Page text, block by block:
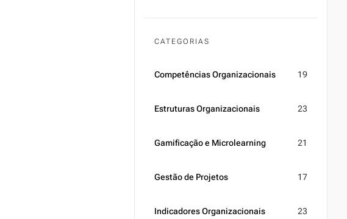
CATEGORIAS
Competências Organizacionais 19
Estruturas Organizacionais 23
Gamificação e Microlearning 21
Gestão de Projetos 17
Indicadores Organizacionais 23